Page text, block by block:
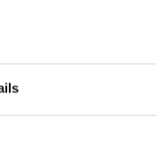
epilepsie,
voor
belangrijke vragen
op voor de
leven van deze